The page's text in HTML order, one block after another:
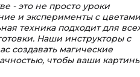
- это не просто уроки
и эксперименты с цветами
техника подходит для
Наши инструкторы с
создавать магические
чтобы ваши